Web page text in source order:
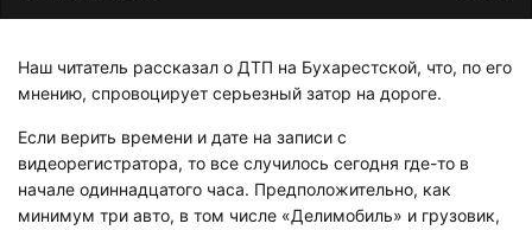
Наш читатель рассказал о ДТП на Бухарестской, что, по его
мнению, спровоцирует серьезный затор на дороге.
Если верить времени и дате на записи с
видеорегистратора, то все случилось сегодня где-то в
начале одиннадцатого часа. Предположительно, как
минимум три авто, в том числе «Делимобиль» и грузовик,